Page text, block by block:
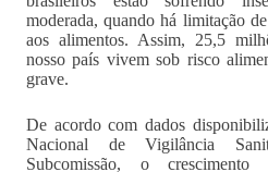
moderada, quando há limitação
aos alimentos. Assim, 25,5
nosso país vivem sob risco
grave.
De acordo com dados
Nacional de Vigilância
Subcomissão, o